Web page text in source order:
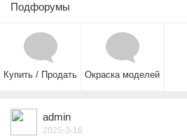
Подфорумы
Купить / Продать Окраска моделей
admin
2025-3-16